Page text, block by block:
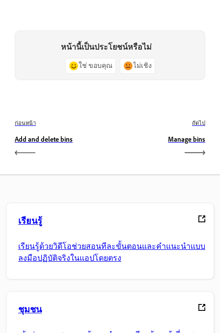
หน้านี้เป็นประโยชน์หรือไม่
ใช่ ขอบคุณ ไม่เชิง
ก่อนหน้า
Add and delete bins
ถัดไป
Manage bins
เรียนรู้
เรียนรู้ด้วยวิดีโอช่วยสอนทีละขั้นตอนและคำแนะนำแบบ
ลงมือปฏิบัติจริงในแอปโดยตรง
ชุมชน